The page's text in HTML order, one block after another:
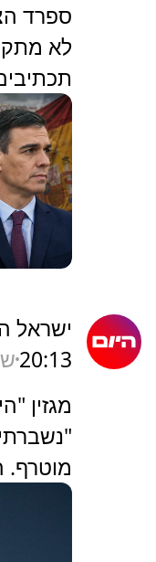
ספרד
לא
ישראל
20:13
מגזין
מוטרף.